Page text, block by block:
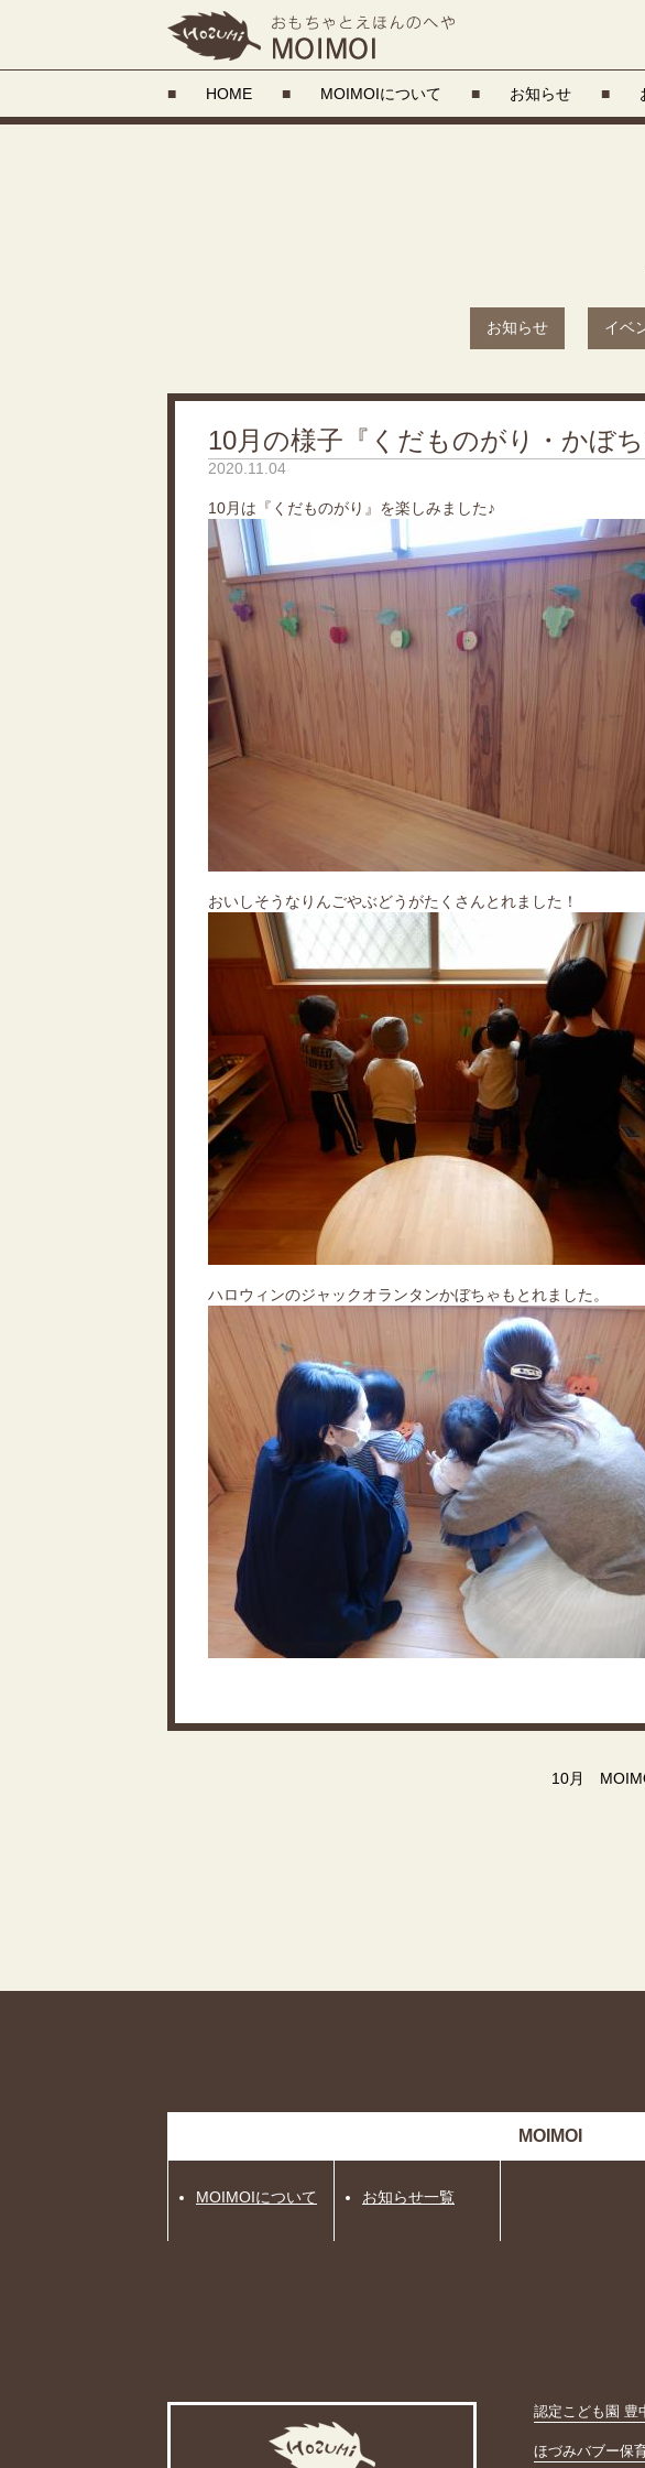
■ HOME ■ MOIMOIについて ■ お知らせ ■
お知らせ イベ
10月の様子『くだものがり・かぼち
2020.11.04
10月は『くだものがり』を楽しみました♪
おいしそうなりんごやぶどうがたくさんとれました！
ハロウィンのジャックオランタンかぼちゃもとれました。
10月
MOIMOI
MOIMOIについて お知らせ一覧
認定こども園 豊
ほづみバブー保